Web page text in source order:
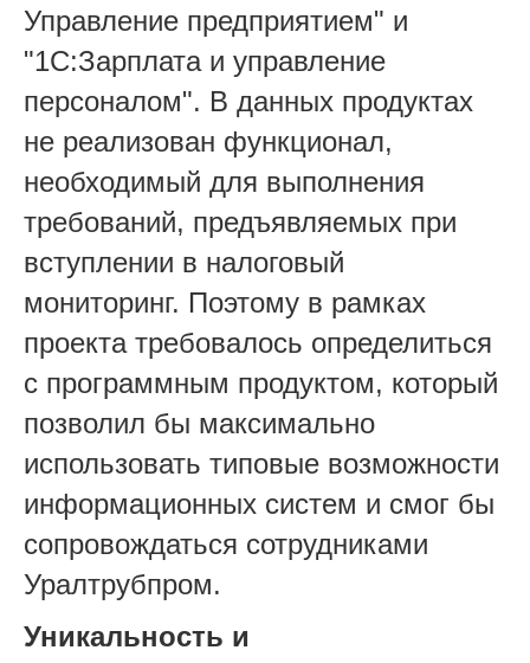
Управление предприятием" и
"1С:Зарплата и управление
персоналом". В данных продуктах
не реализован функционал,
необходимый для выполнения
требований, предъявляемых при
вступлении в налоговый
мониторинг. Поэтому в рамках
проекта требовалось определиться
с программным продуктом, который
позволил бы максимально
использовать типовые возможности
информационных систем и смог бы
сопровождаться сотрудниками
Уралтрубпром.
Уникальность и